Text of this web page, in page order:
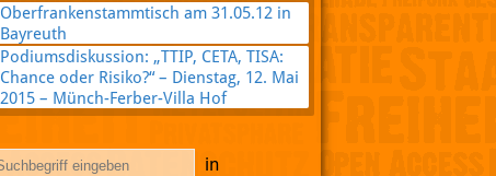
Oberfrankenstammtisch am 31.05.12 in
Bayreuth
Podiumsdiskussion: „TTIP, CETA, TISA:
Chance oder Risiko?“ – Dienstag, 12. Mai
2015 – Münch-Ferber-Villa Hof
in